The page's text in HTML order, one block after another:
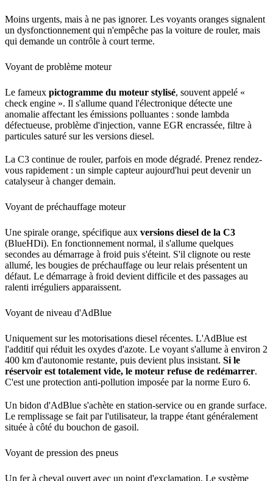
Moins urgents, mais à ne pas ignorer. Les voyants oranges signalent
un dysfonctionnement qui n'empêche pas la voiture de rouler, mais
qui demande un contrôle à court terme.
Voyant de problème moteur
Le fameux pictogramme du moteur stylisé, souvent appelé «
check engine ». Il s'allume quand l'électronique détecte une
anomalie affectant les émissions polluantes : sonde lambda
défectueuse, problème d'injection, vanne EGR encrassée, filtre à
particules saturé sur les versions diesel.
La C3 continue de rouler, parfois en mode dégradé. Prenez rendez-
vous rapidement : un simple capteur aujourd'hui peut devenir un
catalyseur à changer demain.
Voyant de préchauffage moteur
Une spirale orange, spécifique aux versions diesel de la C3
(BlueHDi). En fonctionnement normal, il s'allume quelques
secondes au démarrage à froid puis s'éteint. S'il clignote ou reste
allumé, les bougies de préchauffage ou leur relais présentent un
défaut. Le démarrage à froid devient difficile et des passages au
ralenti irréguliers apparaissent.
Voyant de niveau d'AdBlue
Uniquement sur les motorisations diesel récentes. L'AdBlue est
l'additif qui réduit les oxydes d'azote. Le voyant s'allume à environ 2
400 km d'autonomie restante, puis devient plus insistant. Si le
réservoir est totalement vide, le moteur refuse de redémarrer.
C'est une protection anti-pollution imposée par la norme Euro 6.
Un bidon d'AdBlue s'achète en station-service ou en grande surface.
Le remplissage se fait par l'utilisateur, la trappe étant généralement
située à côté du bouchon de gasoil.
Voyant de pression des pneus
Un fer à cheval ouvert avec un point d'exclamation. Le système